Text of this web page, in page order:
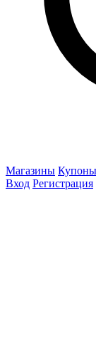
Магазины Купоны
Вход Регистрация